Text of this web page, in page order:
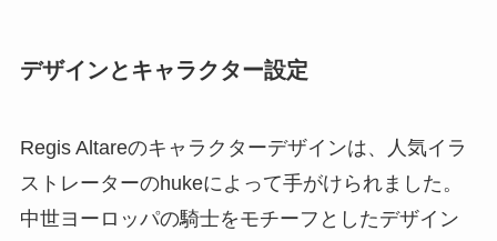
デザインとキャラクター設定
Regis Altareのキャラクターデザインは、人気イラ
ストレーターのhukeによって手がけられました。
中世ヨーロッパの騎士をモチーフとしたデザイン